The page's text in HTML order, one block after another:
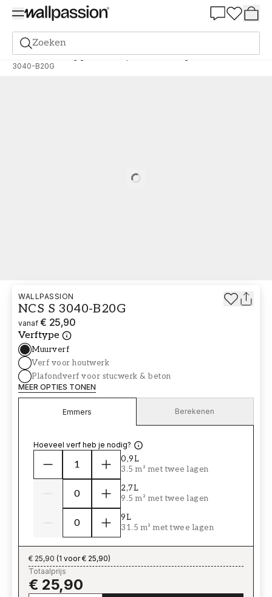
Zoeken
Verf Bestelling gebaseerd op NCS Bestelling door NCS
3040-B20G
WALLPASSION
NCS S 3040-B20G
vanaf € 25,90
Verftype
Muurverf
Verf voor houtwerk
Plafondverf voor stucwerk & beton
MEER OPTIES TONEN
Emmers Berekenen
Hoeveel verf heb je nodig?
0,9L
3.5 m² met twee lagen
2,7L
9.5 m² met twee lagen
9L
31.5 m² met twee lagen
€ 25,90 (1 voor € 25,90)
Totaalprijs
€ 25,90